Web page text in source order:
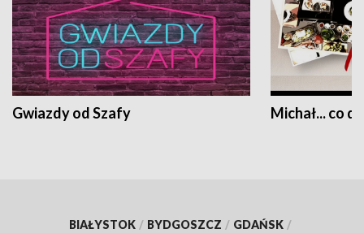
Gwiazdy od Szafy Michał... co
BIAŁYSTOK / BYDGOSZCZ / GDAŃSK /